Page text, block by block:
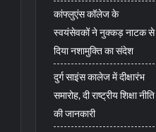
कांफ्लुएंस कॉलेज के
स्वयंसेवकों ने नुक्कड़ नाटक से
दिया नशामुक्ति का संदेश
दुर्ग साइंस कालेज में दीक्षारंभ
समारोह, दी राष्ट्रीय शिक्षा नीति
की जानकारी